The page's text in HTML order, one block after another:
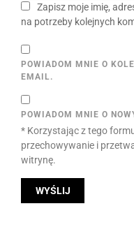
Zapisz moje imię,
na potrzeby kolejnych
POWIADOM MNIE O
EMAIL.
POWIADOM MNIE O
* Korzystając z tego
przechowywanie i
witrynę.